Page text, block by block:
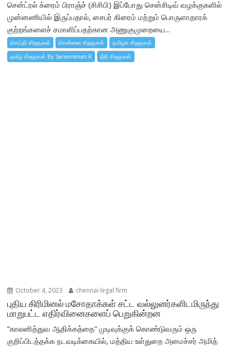
சென்ட்ரல் க்ரைம் பிராஞ்ச் (சிசிபி) இப்போது சென்சிடிவ் வழக்குகளில்
முன்னணியில் இருப்பதால், சைபர் கிரைம் மற்றும் பொருளாதாரக்
குற்றங்களைச் சமாளிப்பதற்கான அணுகுமுறையை...
செய்தி சிறகுகள் சென்னை சிறகுகள்
தமிழக சிறகுகள்
தமிழ் சிறகுகள் By Saravvanan R
நீதி சிறகுகள்
October 4, 2023 chennai legal firm
புதிய கிரிமினல் மசோதாக்கள் சட்ட வல்லுனர்களிடமிருந்து
மாறுபட்ட எதிர்வினைகளைப் பெறுகின்றன
“காலனித்துவ ஆதிக்கத்தை” முடிவுக்குக் கொண்டுவரும் ஒரு
குறிப்பிடத்தக்க நடவடிக்கையில், மத்திய உள்துறை அமைச்சர் அமித்